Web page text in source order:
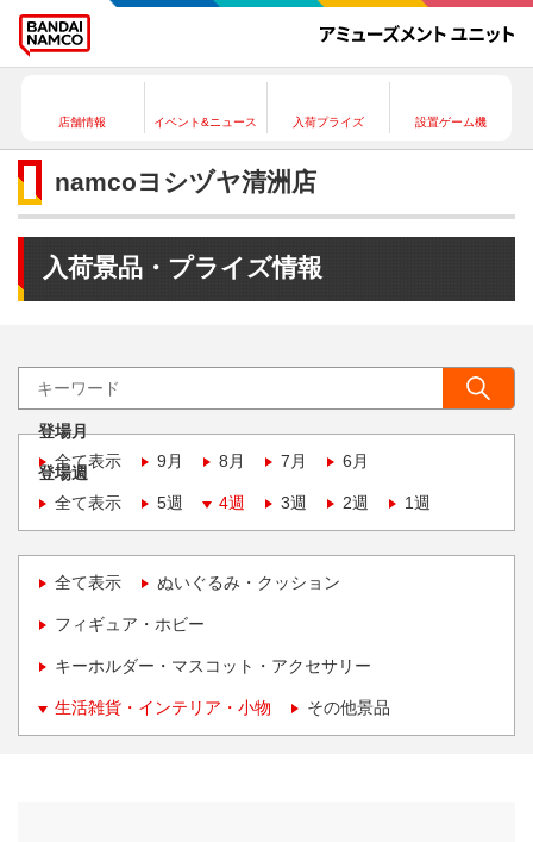
店舗情報 イベント&ニュース 入荷プライズ 設置ゲーム機
namcoヨシヅヤ清洲店
入荷景品・プライズ情報
登場月
全て表示
9月 8月 7月 6月
登場週
全て表示
5週 4週 3週 2週 1週
全て表示 ぬいぐるみ・クッション
フィギュア・ホビー
キーホルダー・マスコット・アクセサリー
生活雑貨・インテリア・小物 その他景品